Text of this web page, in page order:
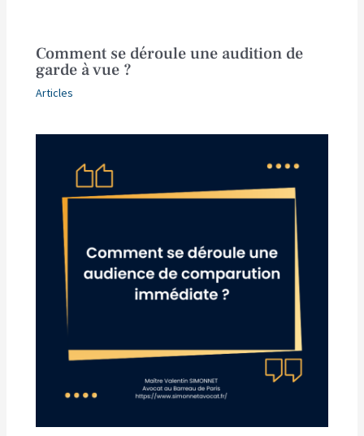
Comment se déroule une audition de
garde à vue ?
Articles